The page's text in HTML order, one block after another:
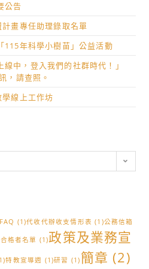
公告
畫專任助理錄取名單
115年科學小樹苗」公益活動
中，登入我們的社群時代！」
，請查照。
線上工作坊
FAQ (1)代收代辦收支情形表 (1)公務信箱
格者名單 (1)政策及業務宣
特教宣導週 (1)研習 (1) 簡章 (2)